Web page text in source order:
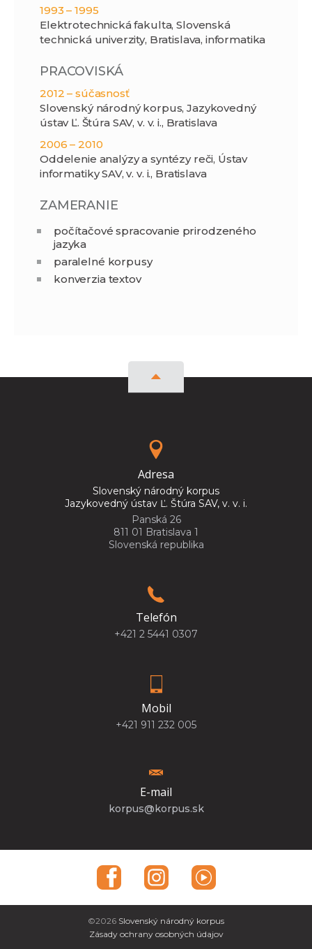
1993 – 1995
Elektrotechnická fakulta, Slovenská
technická univerzity, Bratislava, informatika
PRACOVISKÁ
2012 – súčasnosť
Slovenský národný korpus, Jazykovedný
ústav Ľ. Štúra SAV, v. v. i., Bratislava
2006 – 2010
Oddelenie analýzy a syntézy reči, Ústav
informatiky SAV, v. v. i., Bratislava
ZAMERANIE
počítačové spracovanie prirodzeného
jazyka
paralelné korpusy
konverzia textov
Adresa
Slovenský národný korpus
Jazykovedný ústav Ľ. Štúra SAV, v. v. i.
Panská 26
811 01 Bratislava 1
Slovenská republika
Telefón
+421 2 5441 0307
Mobil
+421 911 232 005
E-mail
korpus@korpus.sk
©2026 Slovenský národný korpus
Zásady ochrany osobných údajov